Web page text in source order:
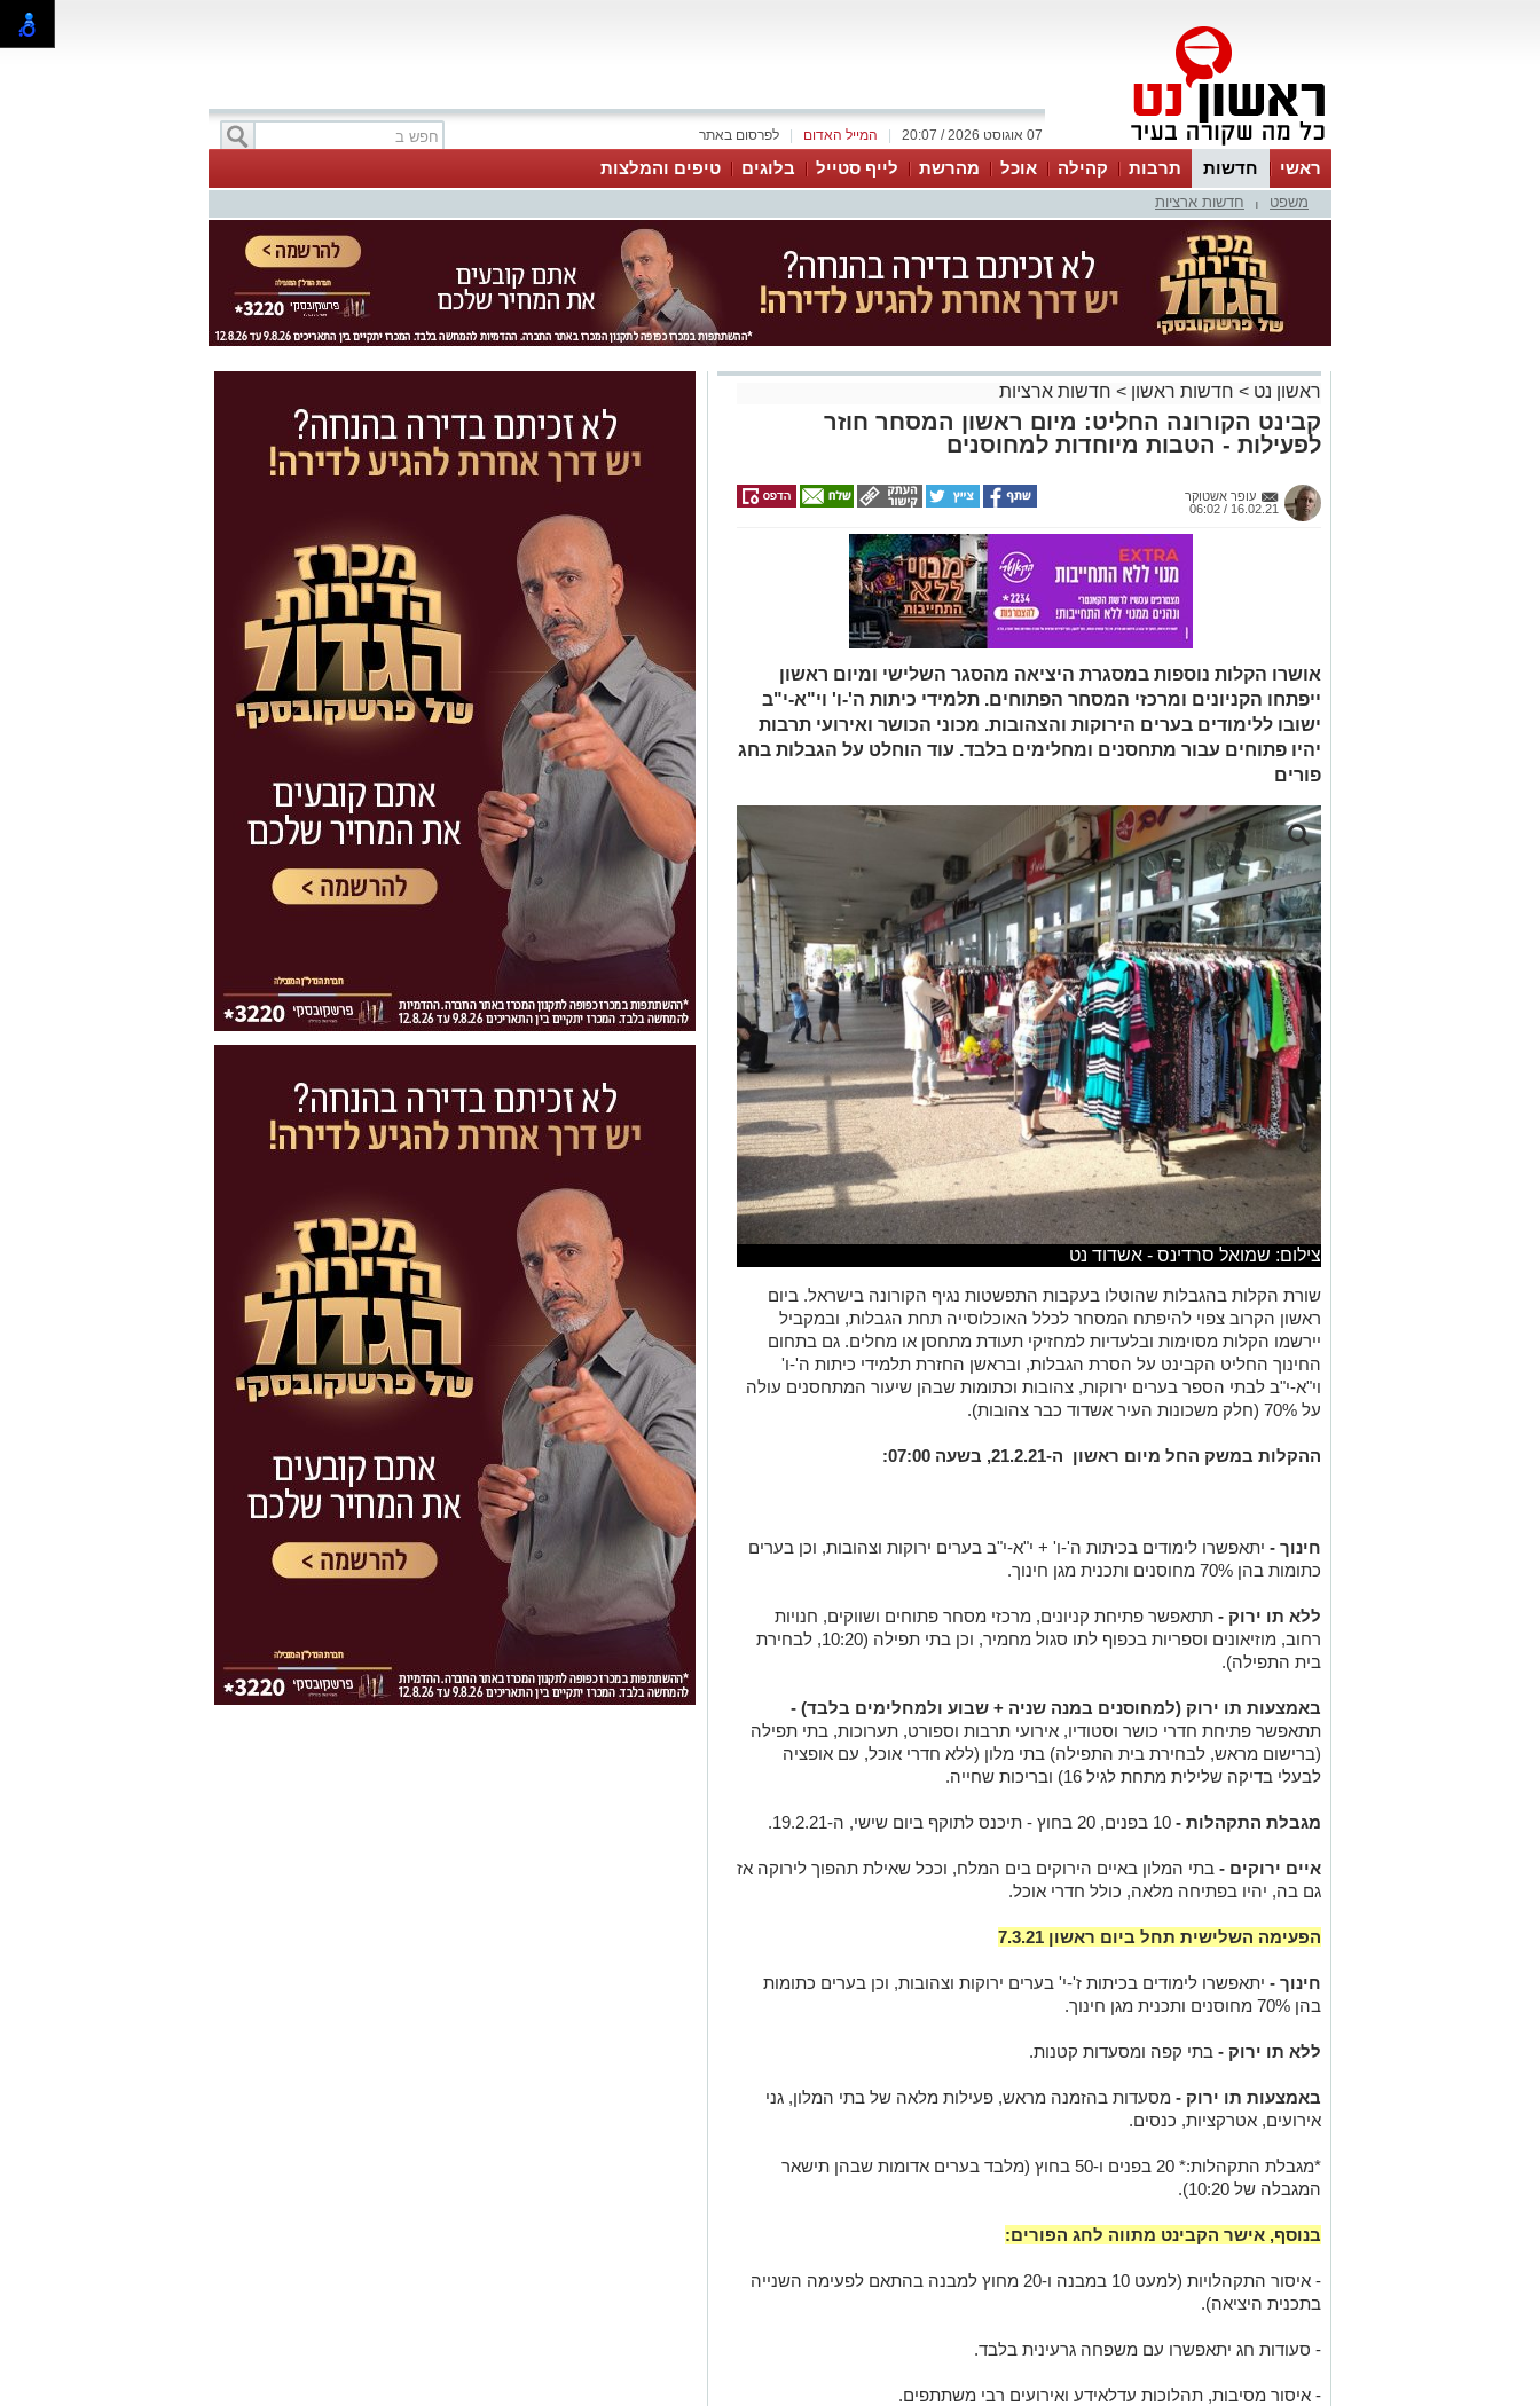
לפרסום באתר המייל האדום 07 אוגוסט 2026 / 20:07
ראשי חדשות תרבות קהילה אוכל מהרשת לייף סטייל בלוגים טיפים והמלצות
משפט חדשות ארציות
ראשון נט > חדשות ראשון > חדשות ארציות
קבינט הקורונה החליט: מיום ראשון המסחר חוזר
לפעילות - הטבות מיוחדות למחוסנים
עופר אשטוקר
16.02.21 / 06:02
אושרו הקלות נוספות במסגרת היציאה מהסגר השלישי ומיום ראשון
ייפתחו הקניונים ומרכזי המסחר הפתוחים. תלמידי כיתות ה'-ו' וי"א-י"ב
ישובו ללימודים בערים הירוקות והצהובות. מכוני הכושר ואירועי תרבות
יהיו פתוחים עבור מתחסנים ומחלימים בלבד. עוד הוחלט על הגבלות בחג
פורים
צילום: שמואל סרדינס - אשדוד נט
שורת הקלות בהגבלות שהוטלו בעקבות התפשטות נגיף הקורונה בישראל. ביום
ראשון הקרוב צפוי להיפתח המסחר לכלל האוכלוסייה תחת הגבלות, ובמקביל
יירשמו הקלות מסוימות ובלעדיות למחזיקי תעודת מתחסן או מחלים. גם בתחום
החינוך החליט הקבינט על הסרת הגבלות, ובראשן החזרת תלמידי כיתות ה'-ו'
וי"א-י"ב לבתי הספר בערים ירוקות, צהובות וכתומות שבהן שיעור המתחסנים עולה
על 70% (חלק משכונות העיר אשדוד כבר צהובות).
ההקלות במשק החל מיום ראשון ה-21.2.21, בשעה 07:00:
חינוך - יתאפשרו לימודים בכיתות ה'-ו' + י"א-י"ב בערים ירוקות וצהובות, וכן בערים
כתומות בהן 70% מחוסנים ותכנית מגן חינוך.
ללא תו ירוק - תתאפשר פתיחת קניונים, מרכזי מסחר פתוחים ושווקים, חנויות
רחוב, מוזיאונים וספריות בכפוף לתו סגול מחמיר, וכן בתי תפילה (10:20, לבחירת
בית התפילה).
באמצעות תו ירוק (למחוסנים במנה שניה + שבוע ולמחלימים בלבד) -
תתאפשר פתיחת חדרי כושר וסטודיו, אירועי תרבות וספורט, תערוכות, בתי תפילה
(ברישום מראש, לבחירת בית התפילה) בתי מלון (ללא חדרי אוכל, עם אופציה
לבעלי בדיקה שלילית מתחת לגיל 16) ובריכות שחייה.
מגבלת התקהלות -
איים ירוקים - בתי המלון באיים הירוקים בים המלח, וככל שאילת תהפוך לירוקה אז
גם בה, יהיו בפתיחה מלאה, כולל חדרי אוכל.
הפעימה השלישית תחל ביום ראשון 7.3.21
חינוך - יתאפשרו לימודים בכיתות ז'-י' בערים ירוקות וצהובות, וכן בערים כתומות
בהן 70% מחוסנים ותכנית מגן חינוך.
ללא תו ירוק - בתי קפה ומסעדות קטנות.
באמצעות תו ירוק - מסעדות בהזמנה מראש, פעילות מלאה של בתי המלון, גני
אירועים, אטרקציות, כנסים.
*מגבלת התקהלות:* 20 בפנים ו-50 בחוץ (מלבד בערים אדומות שבהן תישאר
המגבלה של 10:20).
בנוסף, אישר הקבינט מתווה לחג הפורים:
- איסור התקהלויות (למעט 10 במבנה ו-20 מחוץ למבנה בהתאם לפעימה השנייה
בתכנית היציאה).
- סעודות חג יתאפשרו עם משפחה גרעינית בלבד.
- איסור מסיבות, תהלוכות עדלאידע ואירועים רבי משתתפים.